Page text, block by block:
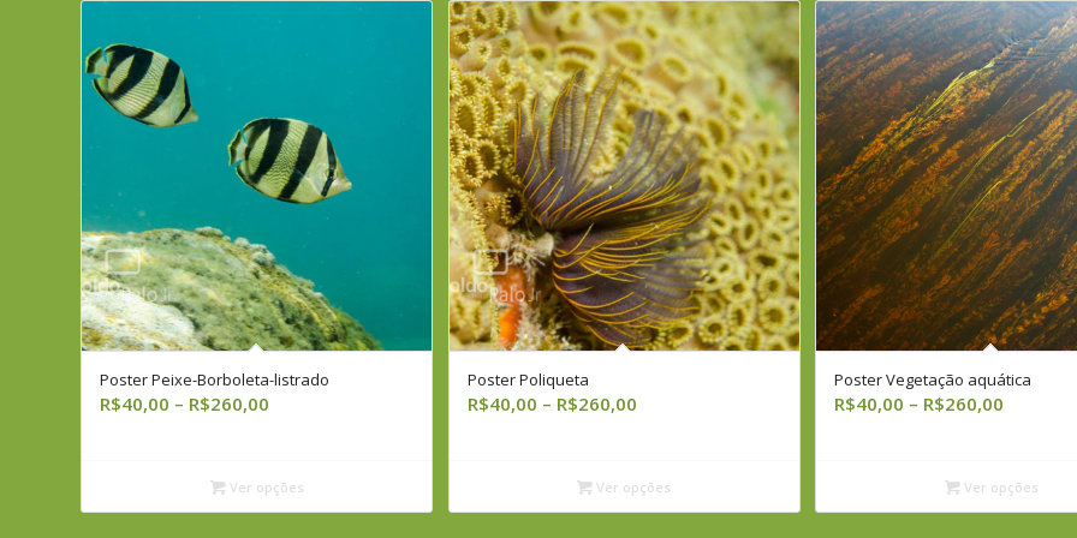
Poster Peixe-Borboleta-listrado
R$40,00 – R$260,00
R$40,00
através
Ver opções
Poster Poliqueta
R$40,00 – R$260,00Faixa
R$40,00
através
Ver opções
Poster Vegetação aquática
R$40,00 – R$260,00
R$40,00
através
Ver opções